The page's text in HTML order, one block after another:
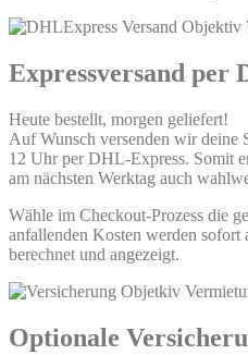
Expressversand per
Heute bestellt, morgen geliefert!
Auf Wunsch versenden wir deine
12 Uhr per DHL-Express. Somit
am nächsten Werktag auch
Wähle im Checkout-Prozess die
anfallenden Kosten werden sofort
berechnet und angezeigt.
Optionale